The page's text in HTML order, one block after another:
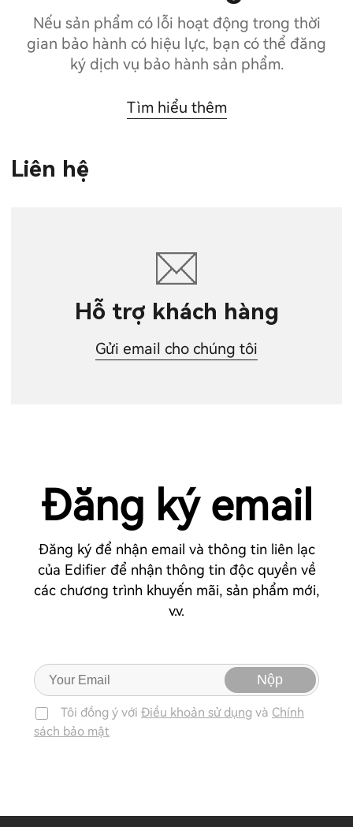
Nếu sản phẩm có lỗi hoạt động trong thời
gian bảo hành có hiệu lực, bạn có thể đăng
ký dịch vụ bảo hành sản phẩm.
Tìm hiểu thêm
Liên hệ
Hỗ trợ khách hàng
Gửi email cho chúng tôi
Đăng ký email
Đăng ký để nhận email và thông tin liên lạc
của Edifier để nhận thông tin độc quyền về
các chương trình khuyến mãi, sản phẩm mới,
v.v.
Nộp
Tôi đồng ý với Điều khoản sử dụng và Chính
sách bảo mật